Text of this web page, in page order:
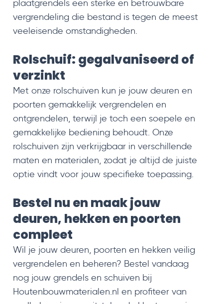
plaatgrendels een sterke en betrouwbare
vergrendeling die bestand is tegen de meest
veeleisende omstandigheden.
Rolschuif: gegalvaniseerd of
verzinkt
Met onze rolschuiven kun je jouw deuren en
poorten gemakkelijk vergrendelen en
ontgrendelen, terwijl je toch een soepele en
gemakkelijke bediening behoudt. Onze
rolschuiven zijn verkrijgbaar in verschillende
maten en materialen, zodat je altijd de juiste
optie vindt voor jouw specifieke toepassing.
Bestel nu en maak jouw
deuren, hekken en poorten
compleet
Wil je jouw deuren, poorten en hekken veilig
vergrendelen en beheren? Bestel vandaag
nog jouw grendels en schuiven bij
Houtenbouwmaterialen.nl en profiteer van